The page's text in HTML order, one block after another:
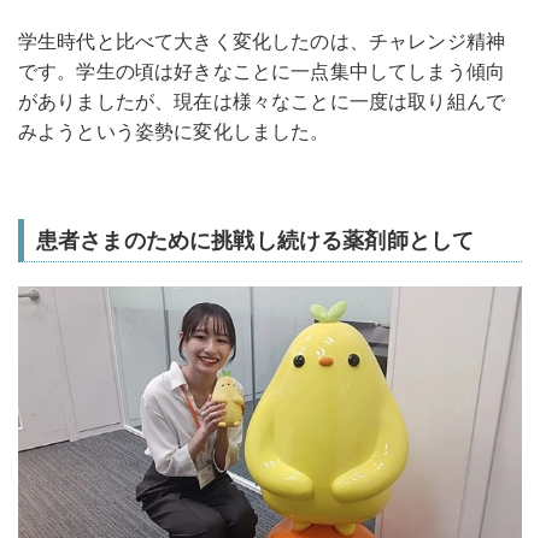
学生時代と比べて大きく変化したのは、チャレンジ精神
です。学生の頃は好きなことに一点集中してしまう傾向
がありましたが、現在は様々なことに一度は取り組んで
みようという姿勢に変化しました。
患者さまのために挑戦し続ける薬剤師として